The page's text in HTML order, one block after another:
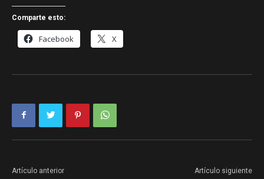
Comparte esto:
Facebook X
Artículo anterior Artículo siguiente